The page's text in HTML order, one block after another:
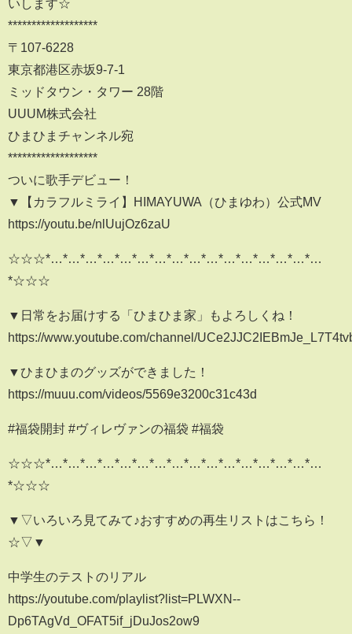
いします☆
*******************
〒107-6228
東京都港区赤坂9-7-1
ミッドタウン・タワー 28階
UUUM株式会社
ひまひまチャンネル宛
*******************
ついに歌手デビュー！
▼【カラフルミライ】HIMAYUWA（ひまゆわ）公式MV
https://youtu.be/nlUujOz6zaU
☆☆☆*…*…*…*…*…*…*…*…*…*…*…*…*…*…*…*…
*☆☆☆
▼日常をお届けする「ひまひま家」もよろしくね！
https://www.youtube.com/channel/
▼ひまひまのグッズができました！
https://muuu.com/videos/5569e3200c31c43d
#福袋開封 #ヴィレヴァンの福袋 #福袋
☆☆☆*…*…*…*…*…*…*…*…*…*…*…*…*…*…*…*…
*☆☆☆
▼▽いろいろ見てみて♪おすすめの再生リストはこちら！
☆▽▼
中学生のテストのリアル
https://youtube.com/playlist?list=PLWXN--
Dp6TAgVd_OFAT5if_jDuJos2ow9